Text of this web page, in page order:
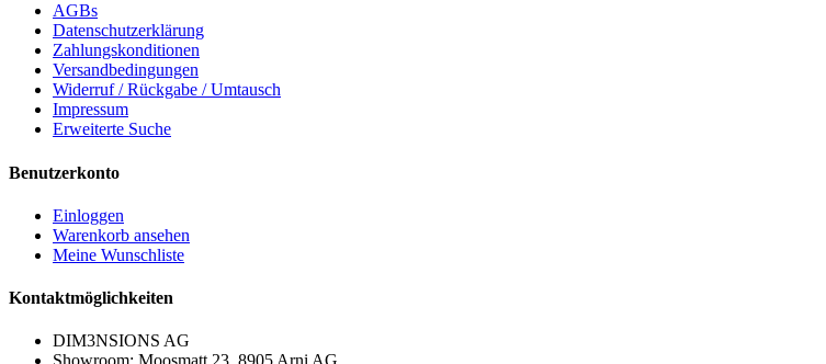
AGBs
Datenschutzerklärung
Zahlungskonditionen
Versandbedingungen
Widerruf / Rückgabe / Umtausch
Impressum
Erweiterte Suche
Benutzerkonto
Einloggen
Warenkorb ansehen
Meine Wunschliste
Kontaktmöglichkeiten
DIM3NSIONS AG